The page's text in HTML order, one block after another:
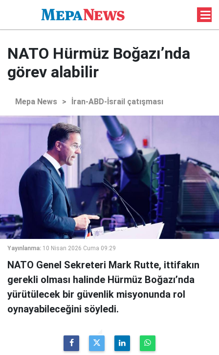
NATO Hürmüz Boğazı’nda
görev alabilir
Mepa News > İran-ABD-İsrail çatışması
Yayınlanma: 10 Nisan 2026 Cuma 09:29
NATO Genel Sekreteri Mark Rutte, ittifakın
gerekli olması halinde Hürmüz Boğazı’nda
yürütülecek bir güvenlik misyonunda rol
oynayabileceğini söyledi.